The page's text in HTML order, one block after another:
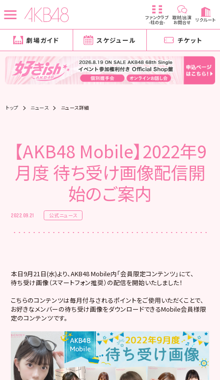
ファンクラブ
-柱の会-
取材/出演
お問合せ リクルート
劇場ガイド スケジュール チケット
トップ ニュース ニュース詳細
【AKB48 Mobile】2022年9
月度 待ち受け画像配信開
始のご案内
2022.09.21 公式ニュース
本日9月21日(水)より、AKB48 Mobile内「会員限定コンテンツ」にて、
待ち受け画像（スマートフォン推奨）の配信を開始いたしました！
こちらのコンテンツは毎月付与されるポイントをご使用いただくことで、
お好きなメンバーの待ち受け画像をダウンロードできるMobile会員様限
定のコンテンツです。